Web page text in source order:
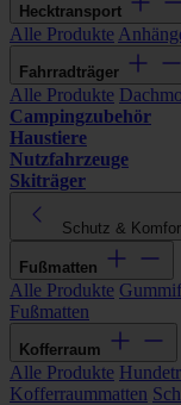
Hecktransport
Alle Produkte
Fahrradträger
Alle Produkte
Campingzubehör
Haustiere
Nutzfahrzeuge
Skiträger
Schutz &
Fußmatten
Alle Produkte
Fußmatten
Kofferraum
Alle Produkte
Kofferraummatten